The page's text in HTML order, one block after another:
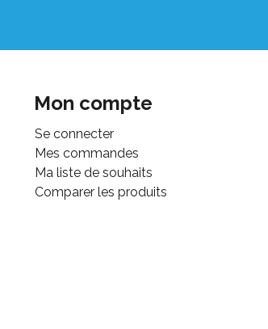
Mon compte
Se connecter
Mes commandes
Ma liste de souhaits
Comparer les produits